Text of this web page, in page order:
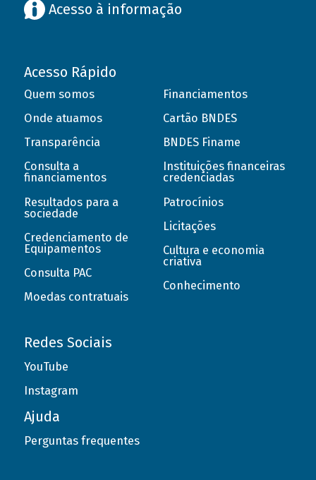
Acesso à informação
Acesso Rápido
Quem somos
Onde atuamos
Transparência
Consulta a
financiamentos
Resultados para a
sociedade
Credenciamento de
Equipamentos
Consulta PAC
Moedas contratuais
Financiamentos
Cartão BNDES
BNDES Finame
Instituições financeiras
credenciadas
Patrocínios
Licitações
Cultura e economia
criativa
Conhecimento
Redes Sociais
YouTube
Instagram
Ajuda
Perguntas frequentes